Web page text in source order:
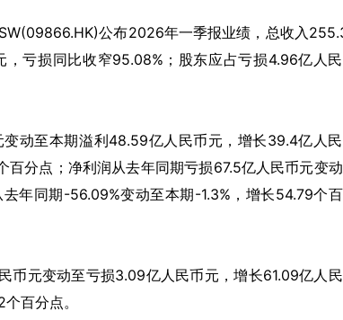
公布2026年一季报业绩，总收入
亏损同比收窄95.08%；股东应占亏损4.96亿人
动至本期溢利48.59亿人民币元，增长39.4亿人
百分点；净利润从去年同期亏损67.5亿人民币元变
年同期-56.09%变动至本期-1.3%，增长54.79个
币元变动至亏损3.09亿人民币元，增长61.09亿人
百分点。